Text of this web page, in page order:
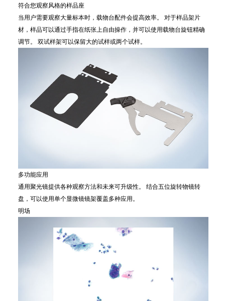
符合您观察风格的样品座
当用户需要观察大量标本时，载物台配件会提高效率。 对于样品架片
材，样品可以通过手指在纸张上自由操作，并可以使用载物台旋钮精确
调节。 双试样架可以保留大的试样或两个试样。
多功能应用
通用聚光镜提供各种观察方法和未来可升级性。 结合五位旋转物镜转
盘，可以使用单个显微镜镜架覆盖多种应用。
明场